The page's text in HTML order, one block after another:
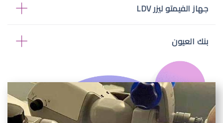
جهاز الفيمتو ليزر LDV
بنك العيون